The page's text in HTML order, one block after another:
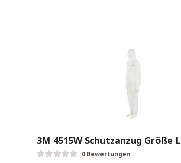
3M 4515W Schutzanzug Größe L
0 Bewertungen